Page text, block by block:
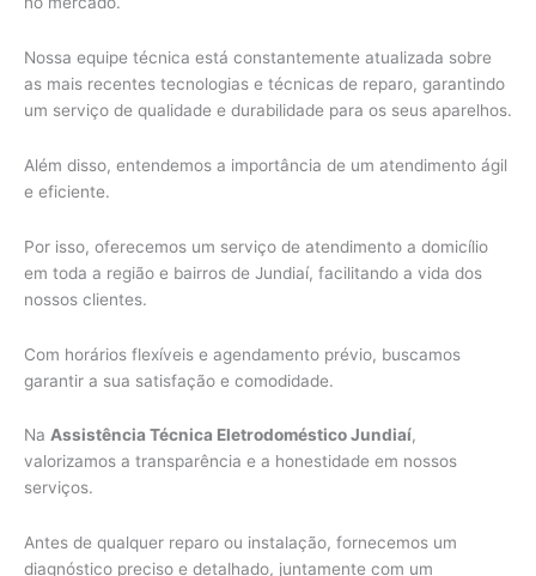
Nossa equipe técnica está constantemente atualizada sobre
as mais recentes tecnologias e técnicas de reparo, garantindo
um serviço de qualidade e durabilidade para os seus aparelhos.
Além disso, entendemos a importância de um atendimento ágil
e eficiente.
Por isso, oferecemos um serviço de atendimento a domicílio
em toda a região e bairros de Jundiaí, facilitando a vida dos
nossos clientes.
Com horários flexíveis e agendamento prévio, buscamos
garantir a sua satisfação e comodidade.
Na Assistência Técnica Eletrodoméstico Jundiaí,
valorizamos a transparência e a honestidade em nossos
serviços.
Antes de qualquer reparo ou instalação, fornecemos um
diagnóstico preciso e detalhado, juntamente com um